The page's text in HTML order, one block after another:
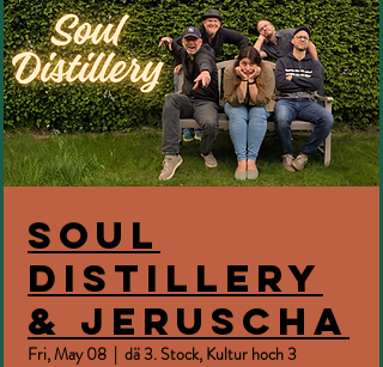
Soul
Distillery
& Jeruscha
Fri, May 08
  |
dä 3. Stock, Kultur hoch 3